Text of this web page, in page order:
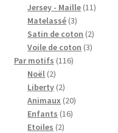
produits
Jersey - Maille 1111
Matelassé 33
produits
Satin de coton 22
produits
Voile de coton 33
Par motifs 116116
Noël 22
produits
Liberty 22
produits
Animaux 2020
Enfants 1616
Etoiles 22